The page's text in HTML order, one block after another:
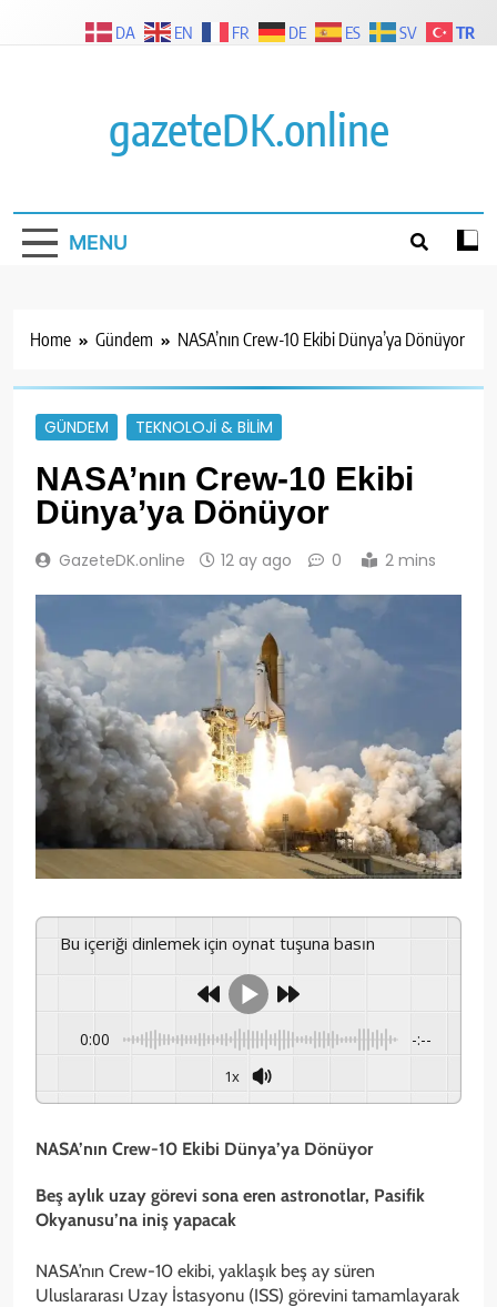
gazeteDK.online
MENU
Home Gündem NASA’nın Crew-10 Ekibi Dünya’ya Dönüyor
GÜNDEM TEKNOLOJI & BILIM
NASA’nın Crew-10 Ekibi
Dünya’ya Dönüyor
GazeteDK.online 12 ay ago 0 2 mins
Bu içeriği dinlemek için oynat tuşuna basın
0:00 -:--
1x
NASA’nın Crew-10 Ekibi Dünya’ya Dönüyor
Beş aylık uzay görevi sona eren astronotlar, Pasifik
Okyanusu’na iniş yapacak
NASA’nın Crew-10 ekibi, yaklaşık beş ay süren
Uluslararası Uzay İstasyonu (ISS) görevini tamamlayarak
DA EN FR DE ES SV TR